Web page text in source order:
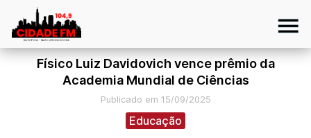
Físico Luiz Davidovich vence prêmio da
Academia Mundial de Ciências
Publicado em 15/09/2025
Educação